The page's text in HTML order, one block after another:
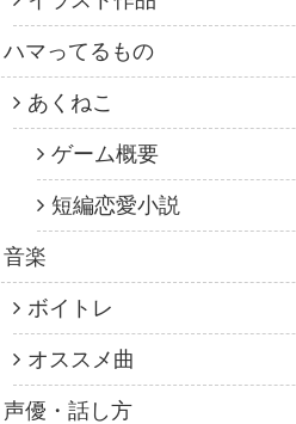
ハマってるもの
あくねこ
ゲーム概要
短編恋愛小説
音楽
ボイトレ
オススメ曲
声優・話し方